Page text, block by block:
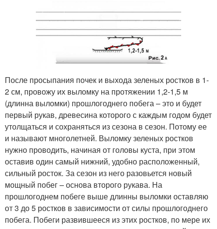
После просыпания почек и выхода зеленых ростков в 1-
2 см, провожу их выломку на протяжении 1,2-1,5 м
(длинна выломки) прошлогоднего побега – это и будет
первый рукав, древесина которого с каждым годом будет
утолщаться и сохраняться из сезона в сезон. Потому ее
и называют многолетней. Выломку зеленых ростков
нужно проводить, начиная от головы куста, при этом
оставив один самый нижний, удобно расположенный,
сильный росток. За сезон из него разовьется новый
мощный побег – основа второго рукава. На
прошлогоднем побеге выше длинны выломки оставляю
от 3 до 5 ростков в зависимости от силы прошлогоднего
побега. Побеги развившееся из этих ростков, по мере их